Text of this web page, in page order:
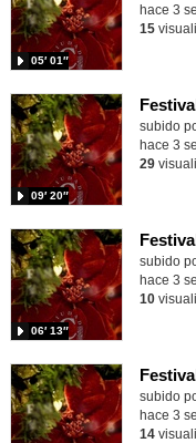
05′ 01″
hace 3
15
subido
09′ 20″
hace 3
29
subido
06′ 13″
hace 3
10
subido
hace 3
14